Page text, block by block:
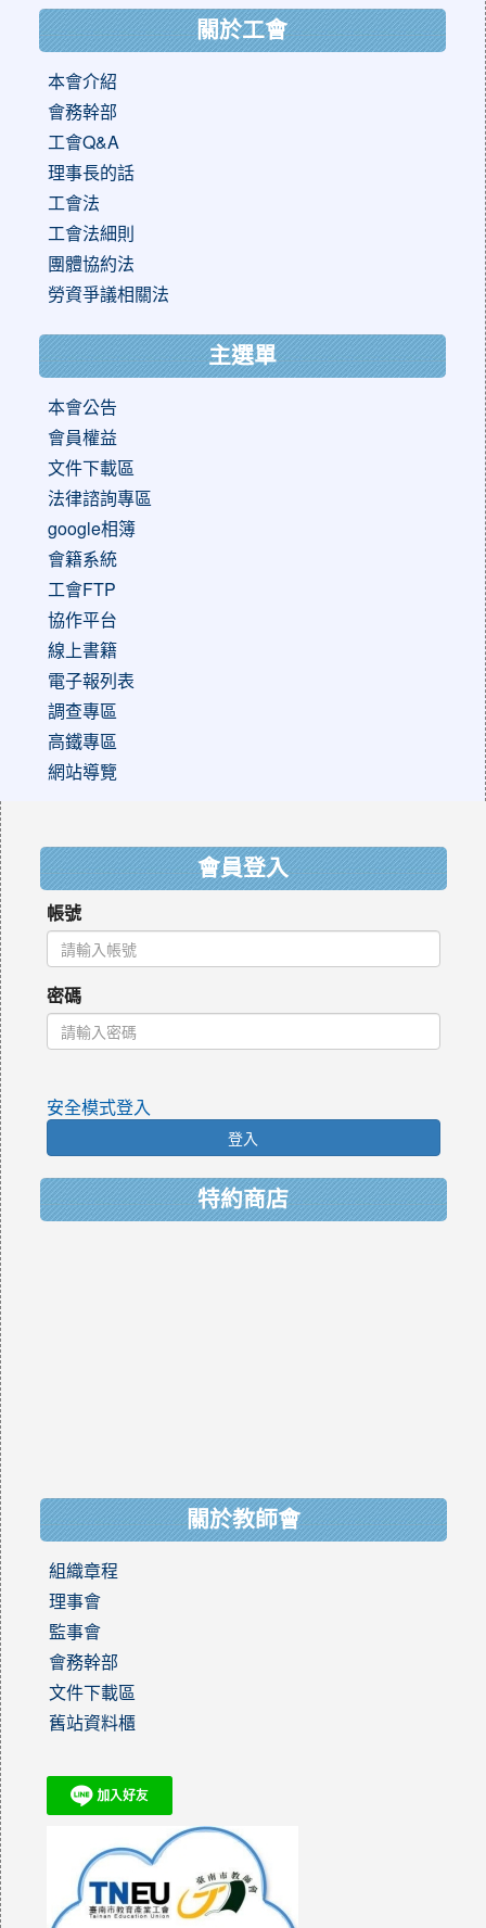
關於工會
本會介紹
會務幹部
工會Q&A
理事長的話
工會法
工會法細則
團體協約法
勞資爭議相關法
主選單
本會公告
會員權益
文件下載區
法律諮詢專區
google相簿
會籍系統
工會FTP
協作平台
線上書籍
電子報列表
調查專區
高鐵專區
網站導覽
會員登入
帳號
密碼
安全模式登入
登入
特約商店
關於教師會
組織章程
理事會
監事會
會務幹部
文件下載區
舊站資料櫃